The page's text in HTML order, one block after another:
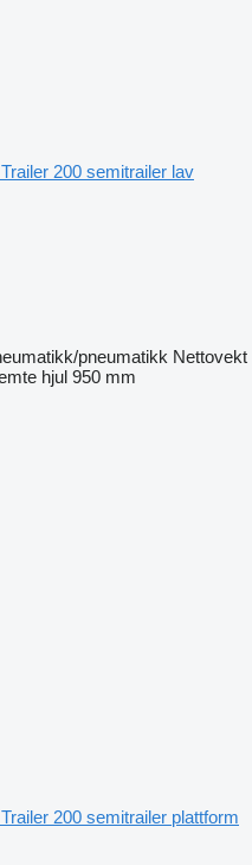
200 semitrailer lav
pneumatikk Nettovekt
hjul 950 mm
200 semitrailer plattform